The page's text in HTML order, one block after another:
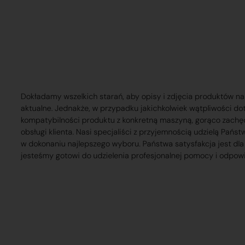
Dokładamy wszelkich starań, aby opisy i zdjęcia produktów
aktualne. Jednakże, w przypadku jakichkolwiek wątpliwości
kompatybilności produktu z konkretną maszyną, gorąco
obsługi klienta. Nasi specjaliści z przyjemnością udzielą
w dokonaniu najlepszego wyboru. Państwa satysfakcja jest
jesteśmy gotowi do udzielenia profesjonalnej pomocy i